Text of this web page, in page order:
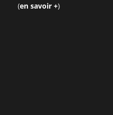
(en savoir +)